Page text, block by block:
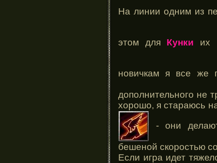
На линии одним из
этом для Кунки их
новичкам я все же
дополнительного не
хорошо, я стараюсь
- они
бешеной скоростью
Если игра идет